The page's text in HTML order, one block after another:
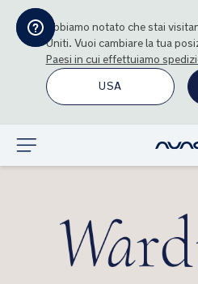
Abbiamo notato che stai
Uniti. Vuoi cambiare la tua
Paesi in cui effettuiamo
USA